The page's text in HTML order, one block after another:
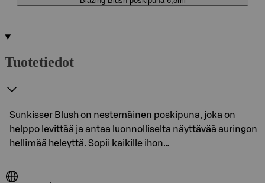
Tuotetiedot
Sunkisser Blush on nestemäinen poskipuna, joka on
helppo levittää ja antaa luonnolliselta näyttävää auringon
hellimää heleyttä. Sopii kaikille ihon…